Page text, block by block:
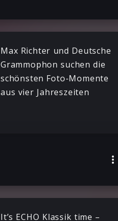
Max Richter und Deutsche
Grammophon suchen die
schönsten Foto-Momente
aus vier Jahreszeiten
It’s ECHO Klassik time –